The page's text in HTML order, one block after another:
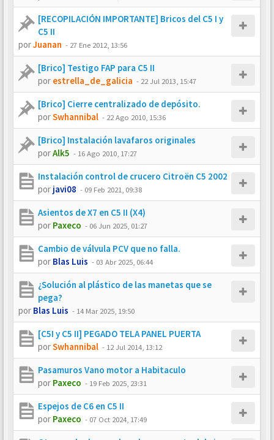
[RECOPILACIÓN IMPORTANTE] Bricos del C5 I y
C5 II
porJuanan - 27 Ene 2012, 13:56
[Brico] Testigo FAP para C5 II
por estrella_de_galicia - 22 Jul 2013, 15:47
[Brico] Cierre centralizado de depósito.
porSwhannibal - 22 Ago 2010, 15:36
[Brico] Instalación lavafaros originales
porAlk5 - 16 Ago 2010, 17:27
Instalación control de crucero Citroën C5 2002
por javi08 - 09 Feb 2021, 09:38
Asientos de X7 en C5 II (X4)
por Paxeco - 06 Jun 2025, 01:27
Cambio de válvula PCV que no falla.
por Blas Luis - 03 Abr 2025, 06:44
¿Solución al plástico de las manetas que se
pega?
por Blas Luis - 14 Mar 2025, 19:50
[C5I y C5 II] PEGADO TELA PANEL PUERTA
porSwhannibal - 12 Jul 2014, 13:12
Pasamuros Vano motor a Habitaculo
por Paxeco - 19 Feb 2025, 23:31
Espejos de C6 en C5 II
por Paxeco - 07 Oct 2024, 17:49